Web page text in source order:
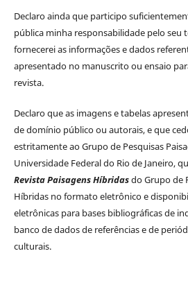
Declaro ainda que participo
pública minha responsabilidade pelo seu
fornecerei as informações e dados
apresentado no manuscrito ou ensaio
revista.
Declaro que as imagens e tabelas
de domínio público ou autorais, e que
estritamente ao Grupo de Pesquisas
Universidade Federal do Rio de Janeiro,
Revista Paisagens Híbridasdo Grupo de
Híbridas no formato eletrônico e
eletrônicas para bases bibliográficas de
banco de dados de referências e de
culturais.